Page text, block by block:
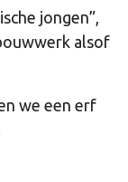
jongen”,
alsof
we een erf